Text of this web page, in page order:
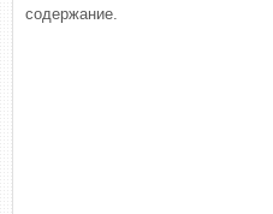
содержание.